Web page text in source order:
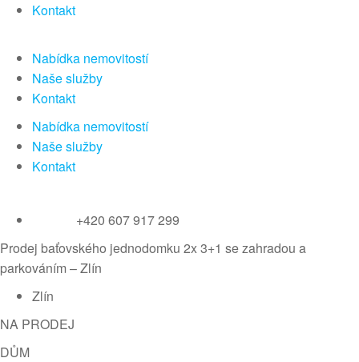
Kontakt
Nabídka nemovitostí
Naše služby
Kontakt
Nabídka nemovitostí
Naše služby
Kontakt
+420 607 917 299
Prodej baťovského jednodomku 2x 3+1 se zahradou a
parkováním – Zlín
Zlín
NA PRODEJ
DŮM